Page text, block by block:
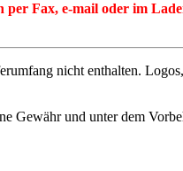
per Fax, e-mail oder im
nicht enthalten.
Gewähr und unter dem